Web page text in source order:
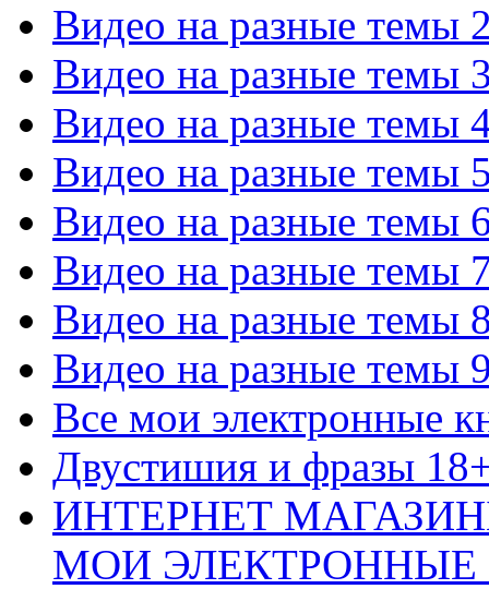
Видео на разные темы
Видео на разные темы
Видео на разные темы
Видео на разные темы
Видео на разные темы
Видео на разные темы
Видео на разные темы
Видео на разные темы
Все мои электронные
Двустишия и фразы
ИНТЕРНЕТ
МОИ ЭЛЕКТРОННЫЕ